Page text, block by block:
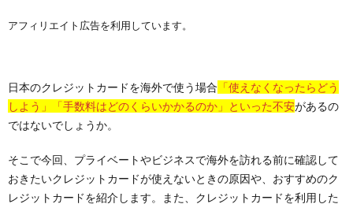
アフィリエイト広告を利用しています。
日本のクレジットカードを海外で使う場合 「使えなくなったらどう
しよう」「手数料はどのくらいかかるのか」といった不安があるの
ではないでしょうか。
そこで今回、プライベートやビジネスで海外を訪れる前に確認して
おきたいクレジットカードが使えないときの原因や、おすすめのク
レジットカードを紹介します。また、クレジットカードを利用した